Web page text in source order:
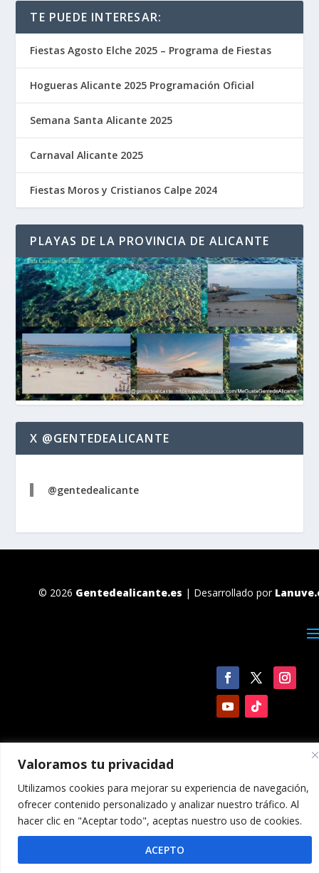
Valoramos tu privacidad
Utilizamos cookies para mejorar su experiencia de navegación,
ofrecer contenido personalizado y analizar nuestro tráfico. Al
hacer clic en "Aceptar todo", aceptas nuestro uso de cookies.
ACEPTO
TE PUEDE INTERESAR:
Fiestas Agosto Elche 2025 – Programa de Fiestas
Hogueras Alicante 2025 Programación Oficial
Semana Santa Alicante 2025
Carnaval Alicante 2025
Fiestas Moros y Cristianos Calpe 2024
PLAYAS DE LA PROVINCIA DE ALICANTE
X @GENTEDEALICANTE
@gentedealicante
© 2026 Gentedealicante.es | Desarrollado por